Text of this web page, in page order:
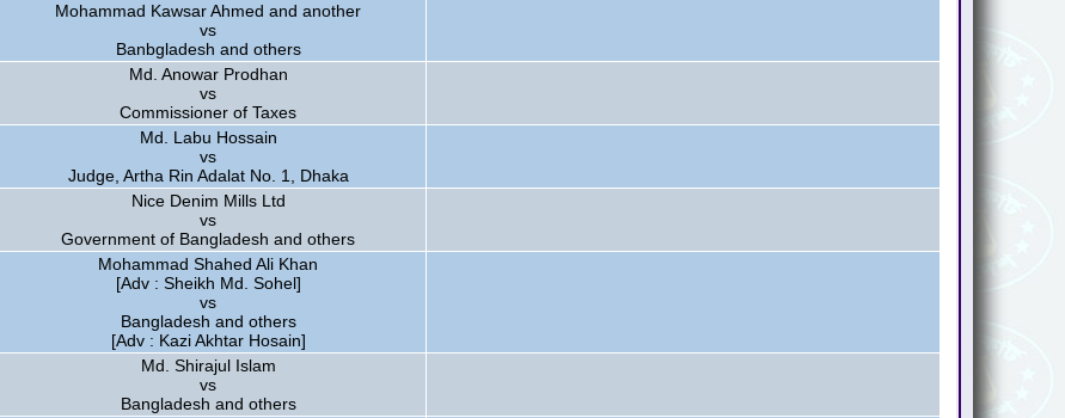
Mohammad Kawsar Ahmed and another
vs
Banbgladesh and others
Md. Anowar Prodhan
vs
Commissioner of Taxes
Md. Labu Hossain
vs
Judge, Artha Rin Adalat No. 1, Dhaka
Nice Denim Mills Ltd
vs
Government of Bangladesh and others
Mohammad Shahed Ali Khan
[Adv : Sheikh Md. Sohel]
vs
Bangladesh and others
[Adv : Kazi Akhtar Hosain]
Md. Shirajul Islam
vs
Bangladesh and others